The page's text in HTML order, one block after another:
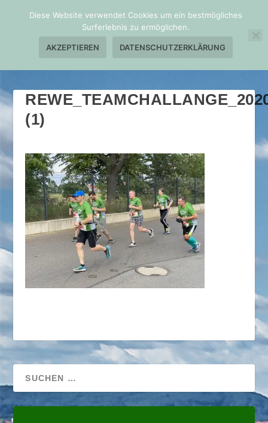
(1)
Diese Website verwendet Cookies um ein bestmögliches
Surferlebnis zu ermöglichen.
AKZEPTIEREN DATENSCHUTZERKLÄRUNG